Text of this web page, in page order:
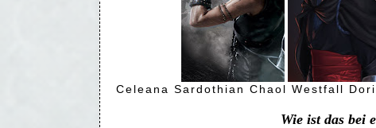
Celeana Sardothian Chaol Westfall
Wie ist das bei